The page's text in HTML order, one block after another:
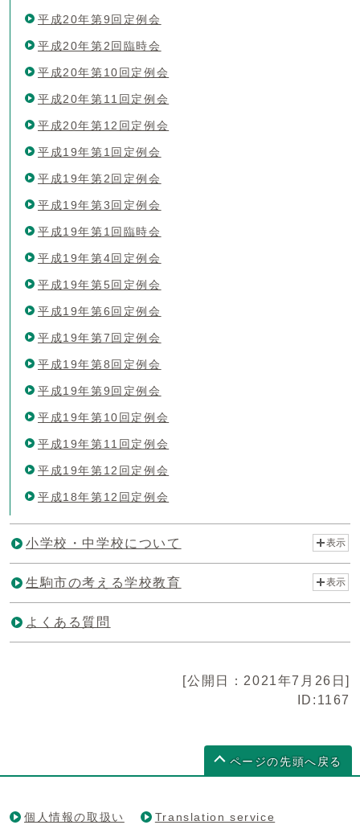
平成20年第9回定例会
平成20年第2回臨時会
平成20年第10回定例会
平成20年第11回定例会
平成20年第12回定例会
平成19年第1回定例会
平成19年第2回定例会
平成19年第3回定例会
平成19年第1回臨時会
平成19年第4回定例会
平成19年第5回定例会
平成19年第6回定例会
平成19年第7回定例会
平成19年第8回定例会
平成19年第9回定例会
平成19年第10回定例会
平成19年第11回定例会
平成19年第12回定例会
平成18年第12回定例会
小学校・中学校について 表示
生駒市の考える学校教育 表示
よくある質問
[公開日：2021年7月26日]
ID:1167
ページの先頭へ戻る
個人情報の取扱い Translation service